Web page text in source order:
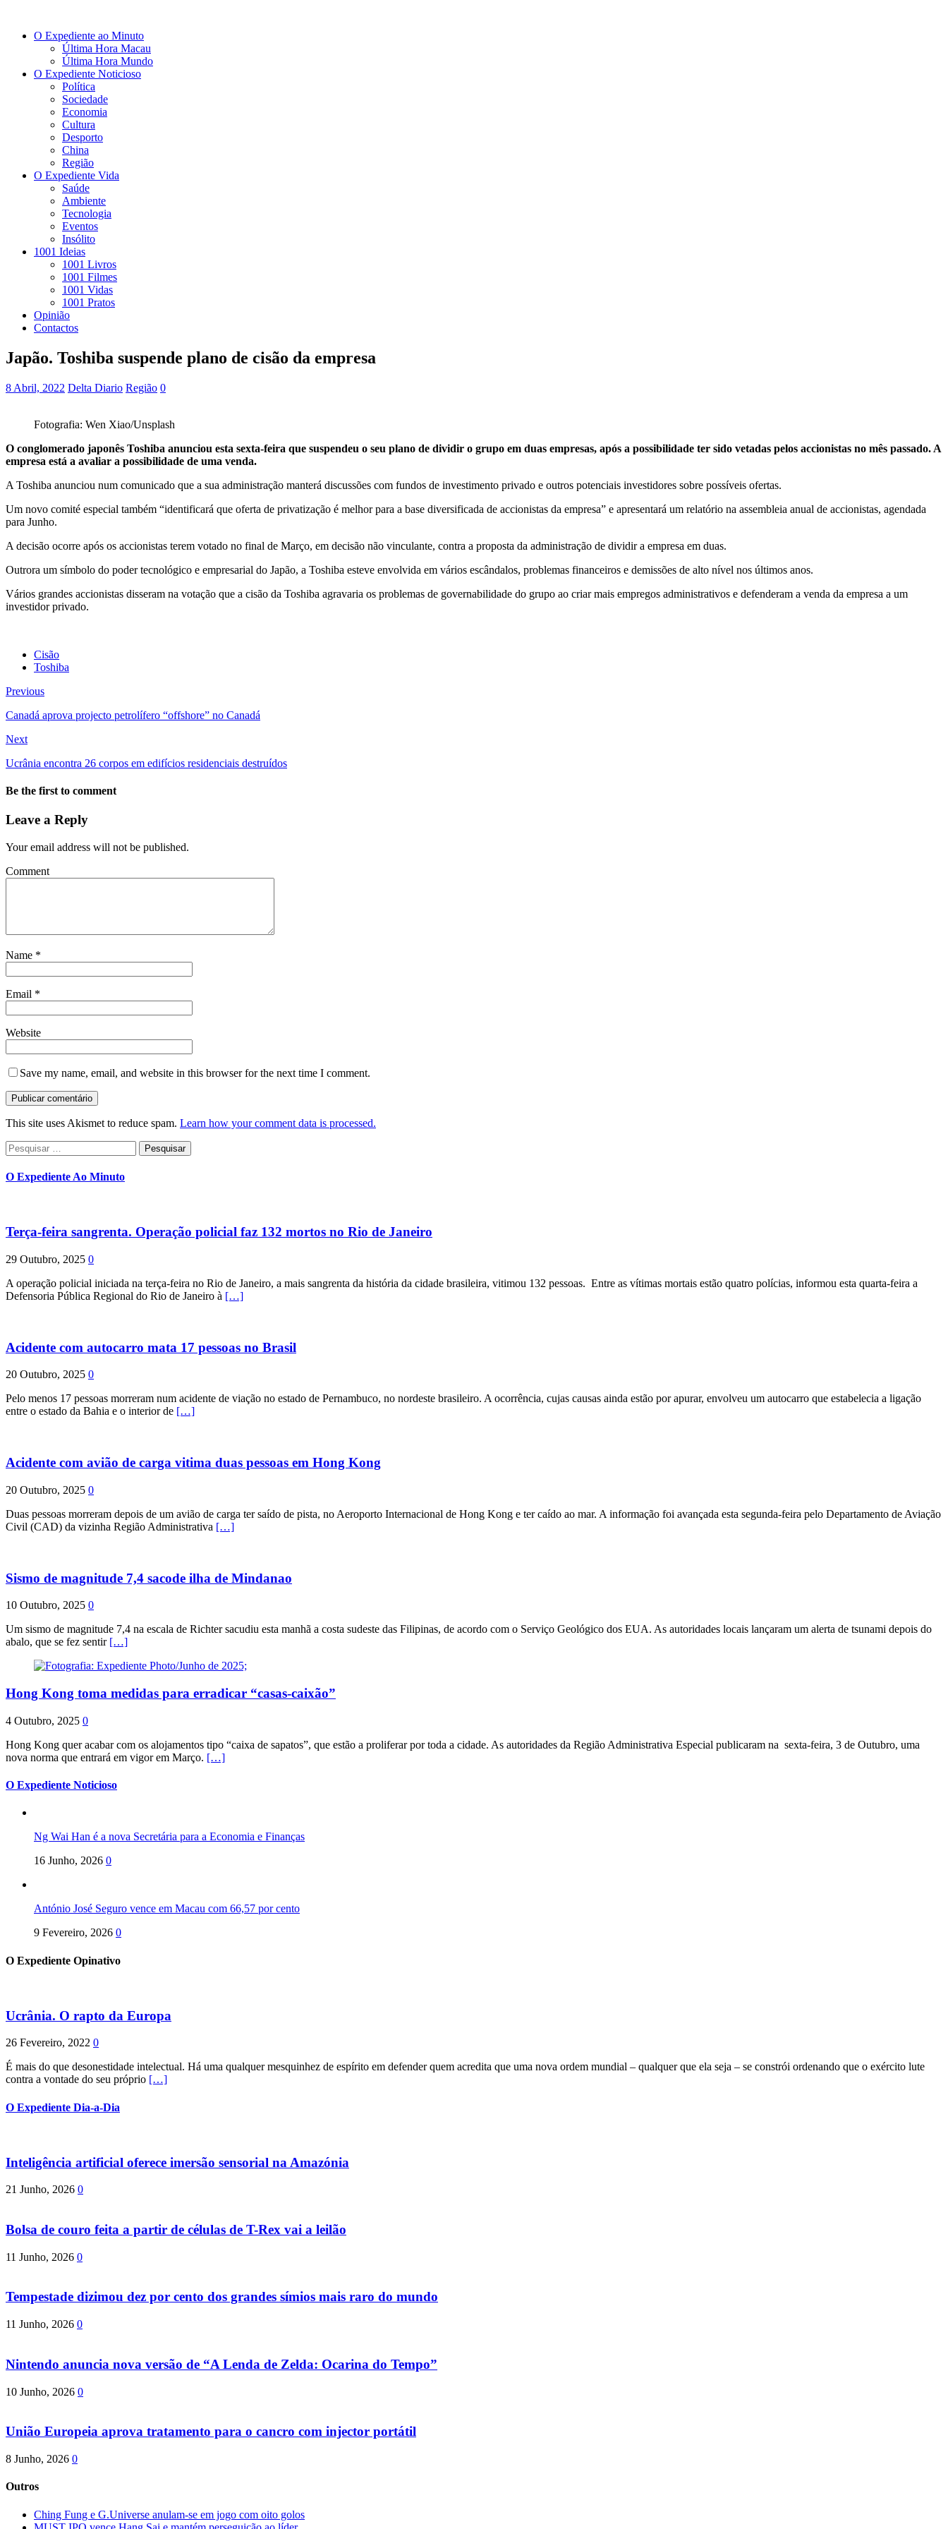
O Expediente ao Minuto
Última Hora Macau
Última Hora Mundo
O Expediente Noticioso
Política
Sociedade
Economia
Cultura
Desporto
China
Região
O Expediente Vida
Saúde
Ambiente
Tecnologia
Eventos
Insólito
1001 Ideias
1001 Livros
1001 Filmes
1001 Vidas
1001 Pratos
Opinião
Contactos
Japão. Toshiba suspende plano de cisão da empresa
8 Abril, 2022 Delta Diario Região 0
Fotografia: Wen Xiao/Unsplash
O conglomerado japonês Toshiba anunciou esta sexta-feira que suspendeu o seu plano de dividir o grupo em duas empresas, após a possibilidade ter sido vetadas pelos accionistas no mês passado. A
empresa está a avaliar a possibilidade de uma venda.
A Toshiba anunciou num comunicado que a sua administração manterá discussões com fundos de investimento privado e outros potenciais investidores sobre possíveis ofertas.
Um novo comité especial também “identificará que oferta de privatização é melhor para a base diversificada de accionistas da empresa” e apresentará um relatório na assembleia anual de accionistas, agendada
para Junho.
A decisão ocorre após os accionistas terem votado no final de Março, em decisão não vinculante, contra a proposta da administração de dividir a empresa em duas.
Outrora um símbolo do poder tecnológico e empresarial do Japão, a Toshiba esteve envolvida em vários escândalos, problemas financeiros e demissões de alto nível nos últimos anos.
Vários grandes accionistas disseram na votação que a cisão da Toshiba agravaria os problemas de governabilidade do grupo ao criar mais empregos administrativos e defenderam a venda da empresa a um
investidor privado.
Cisão
Toshiba
Previous
Canadá aprova projecto petrolífero “offshore” no Canadá
Next
Ucrânia encontra 26 corpos em edifícios residenciais destruídos
Be the first to comment
Leave a Reply
Your email address will not be published.
Comment
Name *
Email *
Website
Save my name, email, and website in this browser for the next time I comment.
This site uses Akismet to reduce spam. Learn how your comment data is processed.
Pesquisar
por:
O Expediente Ao Minuto
Terça-feira sangrenta. Operação policial faz 132 mortos no Rio de Janeiro
29 Outubro, 2025 0
A operação policial iniciada na terça-feira no Rio de Janeiro, a mais sangrenta da história da cidade brasileira, vitimou 132 pessoas. Entre as vítimas mortais estão quatro polícias, informou esta quarta-feira a
Defensoria Pública Regional do Rio de Janeiro à […]
Acidente com autocarro mata 17 pessoas no Brasil
20 Outubro, 2025 0
Pelo menos 17 pessoas morreram num acidente de viação no estado de Pernambuco, no nordeste brasileiro. A ocorrência, cujas causas ainda estão por apurar, envolveu um autocarro que estabelecia a ligação
entre o estado da Bahia e o interior de […]
Acidente com avião de carga vitima duas pessoas em Hong Kong
20 Outubro, 2025 0
Duas pessoas morreram depois de um avião de carga ter saído de pista, no Aeroporto Internacional de Hong Kong e ter caído ao mar. A informação foi avançada esta segunda-feira pelo Departamento de Aviação
Civil (CAD) da vizinha Região Administrativa […]
Sismo de magnitude 7,4 sacode ilha de Mindanao
10 Outubro, 2025 0
Um sismo de magnitude 7,4 na escala de Richter sacudiu esta manhã a costa sudeste das Filipinas, de acordo com o Serviço Geológico dos EUA. As autoridades locais lançaram um alerta de tsunami depois do
abalo, que se fez sentir […]
Hong Kong toma medidas para erradicar “casas-caixão”
4 Outubro, 2025 0
Hong Kong quer acabar com os alojamentos tipo “caixa de sapatos”, que estão a proliferar por toda a cidade. As autoridades da Região Administrativa Especial publicaram na sexta-feira, 3 de Outubro, uma
nova norma que entrará em vigor em Março. […]
O Expediente Noticioso
Ng Wai Han é a nova Secretária para a Economia e Finanças
16 Junho, 2026 0
António José Seguro vence em Macau com 66,57 por cento
9 Fevereiro, 2026 0
O Expediente Opinativo
Ucrânia. O rapto da Europa
26 Fevereiro, 2022 0
É mais do que desonestidade intelectual. Há uma qualquer mesquinhez de espírito em defender quem acredita que uma nova ordem mundial – qualquer que ela seja – se constrói ordenando que o exército lute
contra a vontade do seu próprio […]
O Expediente Dia-a-Dia
Inteligência artificial oferece imersão sensorial na Amazónia
21 Junho, 2026 0
Bolsa de couro feita a partir de células de T-Rex vai a leilão
11 Junho, 2026 0
Tempestade dizimou dez por cento dos grandes símios mais raro do mundo
11 Junho, 2026 0
Nintendo anuncia nova versão de “A Lenda de Zelda: Ocarina do Tempo”
10 Junho, 2026 0
União Europeia aprova tratamento para o cancro com injector portátil
8 Junho, 2026 0
Outros
Ching Fung e G.Universe anulam-se em jogo com oito golos